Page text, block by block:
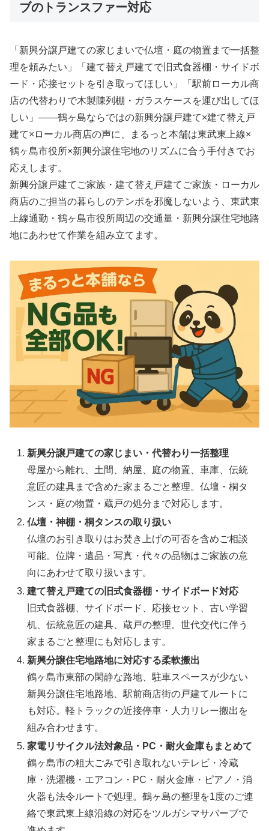
ブのトランスファー対応
「新興分譲戸建ての家じまいで仏壇・庭の物置まで一括整
理を頼みたい」「建て替え戸建てで旧式食器棚・サイドボ
ード・応接セットを引き取ってほしい」「駅前ローカル商
店の代替わりで木製陳列棚・ガラスケースを運び出してほ
しい」――鶴ヶ島ならではの新興分譲戸建て×建て替え戸
建て×ローカル商店の声に、まるっと本舗は東武東上線×
鶴ヶ島市役所×新興分譲住宅地のリズムに合う手付きでお
応えします。
新興分譲戸建てご家族・建て替え戸建てご家族・ローカル
商店のご担当の暮らしのテンポを邪魔しないよう、東武東
上線通勤・鶴ヶ島市役所周辺の交通量・新興分譲住宅地路
地にあわせて作業を組み立てます。
新興分譲戸建ての家じまい・代替わり一括整理
母屋から離れ、土間、納屋、庭の物置、車庫、伝統
意匠の建具まで含めた家まるごと整理。仏壇・桐タ
ンス・庭の物置・蔵戸の処分まで対応します。
仏壇・神棚・桐タンスの取り扱い
仏壇のお引き取りはお焚き上げの可否を含めご相談
可能。位牌・遺品・写真・代々の品物はご家族の意
向にあわせて取り扱います。
建て替え戸建ての旧式食器棚・サイドボード対応
旧式食器棚、サイドボード、応接セット、古い学習
机、伝統意匠の建具、蔵戸の整理。世代交代に伴う
家まるごと整理にも対応します。
新興分譲住宅地路地に対応する柔軟搬出
鶴ヶ島市東部の閑静な路地、駐車スペースが少ない
新興分譲住宅地路地、駅前商店街の戸建てルートに
も対応。軽トラックの近接停車・人力リレー搬出を
組み合わせます。
家電リサイクル法対象品・PC・耐火金庫もまとめて
鶴ヶ島市の粗大ごみで引き取れないテレビ・冷蔵
庫・洗濯機・エアコン・PC・耐火金庫・ピアノ・消
火器も法令ルートで処理。鶴ヶ島の整理を1度のご連
絡で東武東上線沿線の対応をツルガシマサバーブで